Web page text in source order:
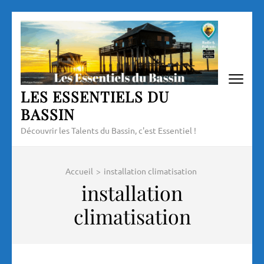
Aller
contenu
(Pressez
Entrée)
LES ESSENTIELS DU
BASSIN
Découvrir les Talents du Bassin, c'est Essentiel !
Accueil > installation climatisation
installation
climatisation